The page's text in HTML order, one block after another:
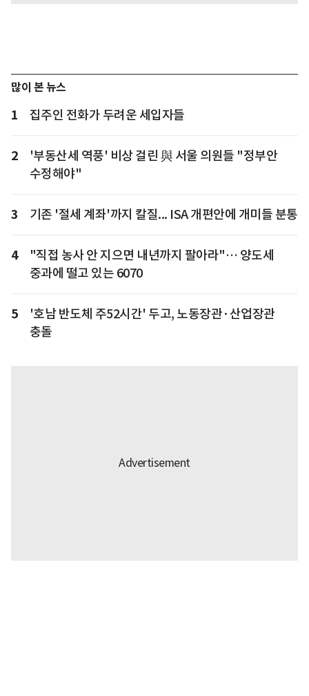
많이 본 뉴스
1 집주인 전화가 두려운 세입자들
2
'부동산세 역풍' 비상 걸린 與 서울 의원들 "정부안
수정해야"
3 기존 '절세 계좌'까지 칼질... ISA 개편안에 개미들 분통
4
"직접 농사 안 지으면 내년까지 팔아라"… 양도세
중과에 떨고 있는 6070
5
'호남 반도체 주52시간' 두고, 노동장관·산업장관
충돌